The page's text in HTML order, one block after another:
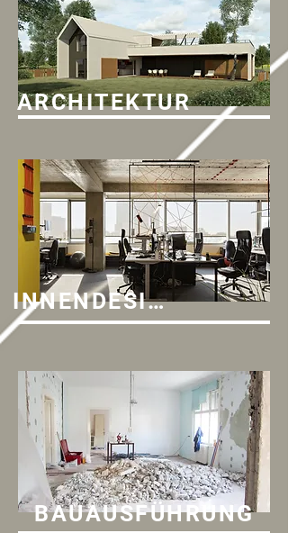
ARCHITEKTUR
INNENDESIGN
BAUAUSFÜHRUNG